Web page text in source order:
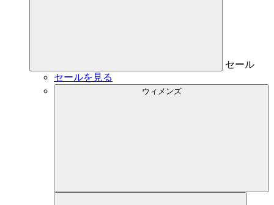
セール
セールを見る
ウィメンズ